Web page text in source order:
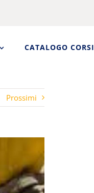
CATALOGO CORSI
Prossimi